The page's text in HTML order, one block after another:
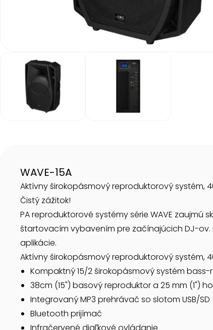
WAVE-15A
Aktívny širokopásmový reproduktorový systém,
Čistý zážitok!
PA reproduktorové systémy série WAVE
štartovacím vybavením pre začínajúcich DJ-ov.
aplikácie.
Aktívny širokopásmový reproduktorový systém,
Kompaktný 15/2 širokopásmový systém bass-
38cm (15") basový reproduktor a 25 mm (1")
Integrovaný MP3 prehrávač so slotom USB/SD
Bluetooth prijímač
Infračervené diaľkové ovládanie